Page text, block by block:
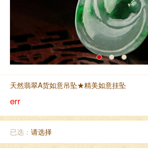
天然翡翠A货如意吊坠★精美如意挂坠
err
已选： 请选择